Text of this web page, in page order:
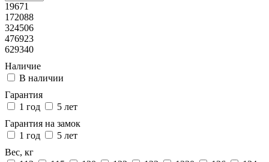
19671
172088
324506
476923
629340
Наличие
В наличии
Гарантия
1 год
5 лет
Гарантия на замок
1 год
5 лет
Вес, кг